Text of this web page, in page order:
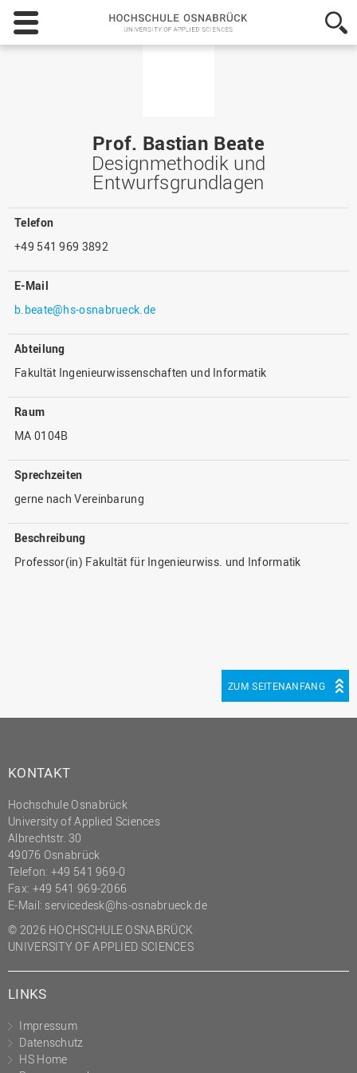
Hochschule
Osnabrück
-
Prof. Bastian Beate
Designmethodik und
Entwurfsgrundlagen
Telefon
+49 541 969 3892
E-Mail
b.beate@hs-osnabrueck.de
Abteilung
Fakultät Ingenieurwissenschaften und Informatik
Raum
MA 0104B
Sprechzeiten
gerne nach Vereinbarung
Beschreibung
Professor(in) Fakultät für Ingenieurwiss. und Informatik
ZUM SEITENANFANG
KONTAKT
Hochschule Osnabrück
University of Applied Sciences
Albrechtstr. 30
49076 Osnabrück
Telefon: +49 541 969-0
Fax: +49 541 969-2066
E-Mail: servicedesk@hs-osnabrueck.de
© 2026 HOCHSCHULE OSNABRÜCK
UNIVERSITY OF APPLIED SCIENCES
LINKS
Impressum
Datenschutz
HS Home